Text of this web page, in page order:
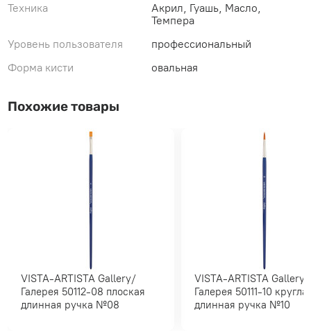
Техника
Акрил, Гуашь, Масло,
Темпера
Уровень пользователя
профессиональный
Форма кисти
овальная
Похожие товары
VISTA-ARTISTA Gallery/
Галерея 50112-08 плоская
длинная ручка №08
VISTA-ARTISTA Gallery/
Галерея 50111-10 круглая
длинная ручка №10